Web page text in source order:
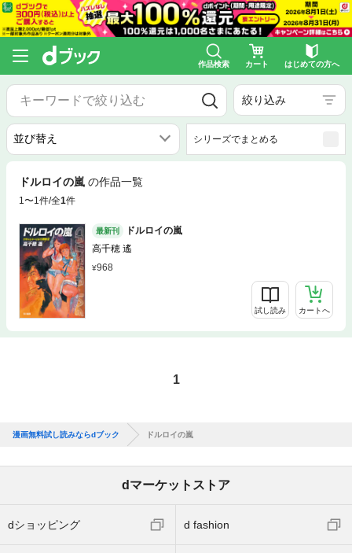
作品検索 カート はじめての方へ
絞り込み
シリーズでまとめる
ドルロイの嵐 の作品一覧
1〜1件/全1件
最新刊
ドルロイの嵐
高千穂 遙
968
試し読み カートへ
1
漫画無料試し読みならdブック ドルロイの嵐
dマーケットストア
dショッピング d fashion